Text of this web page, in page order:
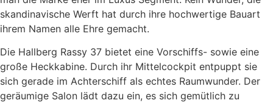
skandinavische Werft hat durch ihre hochwertige Bauart
ihrem Namen alle Ehre gemacht.
Die Hallberg Rassy 37 bietet eine Vorschiffs- sowie eine
große Heckkabine. Durch ihr Mittelcockpit entpuppt sie
sich gerade im Achterschiff als echtes Raumwunder. Der
geräumige Salon lädt dazu ein, es sich gemütlich zu